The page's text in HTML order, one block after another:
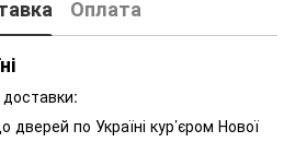
Оплата
доставки:
по Україні кур’єром Нової